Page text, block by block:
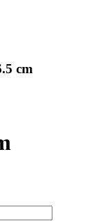
cm